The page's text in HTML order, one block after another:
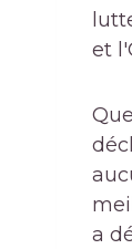
et
a